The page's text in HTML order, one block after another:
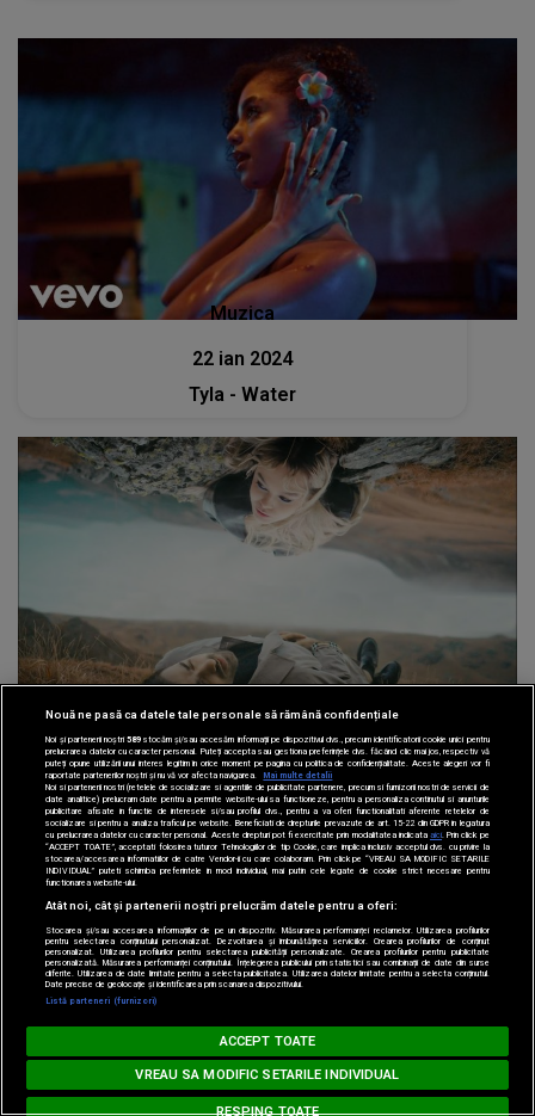
Muzica
22 ian 2024
Tyla - Water
Muzica
22 ian 2024
BIANCA TILICI & LIVIU
TEODORESCU - Pe Val
Loading...
MUSIC NON STOP
#hitperepeat
Nouă ne pasă ca datele tale personale să rămână confidențiale
Noi și partenerii noștri589stocăm și/sau accesăm informații pe dispozitivul dvs., precum identificatorii cookie unici pentru
prelucrarea datelor cu caracter personal. Puteți accepta sau gestiona preferințele dvs. făcând clic mai jos, respectiv vă
puteți opune utilizării unui interes legitim în orice moment pe pagina cu politica de confidențialitate. Aceste alegeri vor fi
raportate partenerilor noștri și nu vă vor afecta navigarea.
Mai multe detalii
Noi si partenerii nostri (retelele de socializare si agentiile de publicitate partenere, precum si furnizorii nostri de servicii de
date analitice) prelucram date pentru a permite website-ului sa functioneze, pentru a personaliza continutul si anunturile
publicitare afisate in functie de interesele si/sau profilul dvs., pentru a va oferi functionalitati aferente retelelor de
socializare si pentru a analiza traficul pe website. Beneficiati de drepturile prevazute de art. 15-22 din GDPR in legatura
cu prelucrarea datelor cu caracter personal. Aceste drepturi pot fi exercitate prin modalitatea indicataaici . Prin click pe
“ACCEPT TOATE”, acceptati folosirea tuturor Tehnologiilor de tip Cookie, care implica inclusiv acceptul dvs. cu privire la
stocarea/accesarea informatiilor de catre Vendor-ii cu care colaboram. Prin click pe “VREAU SA MODIFIC SETARILE
INDIVIDUAL” puteti schimba preferintele in mod individual, mai putin cele legate de cookie strict necesare pentru
functionarea website-ului.
Atât noi, cât și partenerii noștri prelucrăm datele pentru a oferi:
Stocarea și/sau accesarea informațiilor de pe un dispozitiv. Măsurarea performanței reclamelor. Utilizarea profilurilor
pentru selectarea conținutului personalizat. Dezvoltarea și îmbunătățirea serviciilor. Crearea profilurilor de conținut
personalizat. Utilizarea profilurilor pentru selectarea publicității personalizate. Crearea profilurilor pentru publicitate
personalizată. Măsurarea performanței conținutului. Înțelegerea publicului prin statistici sau combinații de date din surse
diferite. Utilizarea de date limitate pentru a selecta publicitatea. Utilizarea datelor limitate pentru a selecta conținutul.
Date precise de geolocație și identificarea prin scanarea dispozitivului.
Listă parteneri (furnizori)
ACCEPT TOATE
RESPING TOATE
VREAU SA MODIFIC SETARILE INDIVIDUAL